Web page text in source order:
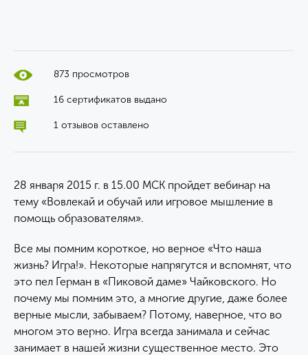
873 просмотров
16 сертификатов выдано
1 отзывов оставлено
28 января 2015 г. в 15.00 МСК пройдет вебинар на
тему «Вовлекай и обучай или игровое мышление в
помощь образователям».
Все мы помним короткое, но верное «Что наша
жизнь? Игра!». Некоторые напрягутся и вспомнят, что
это пел Герман в «Пиковой даме» Чайковского. Но
почему мы помним это, а многие другие, даже более
верные мысли, забываем? Потому, наверное, что во
многом это верно. Игра всегда занимала и сейчас
занимает в нашей жизни существенное место. Это